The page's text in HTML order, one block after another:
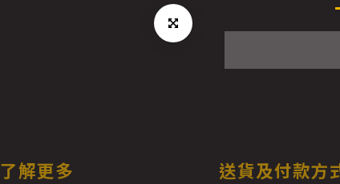
了解更多 送貨及付款方